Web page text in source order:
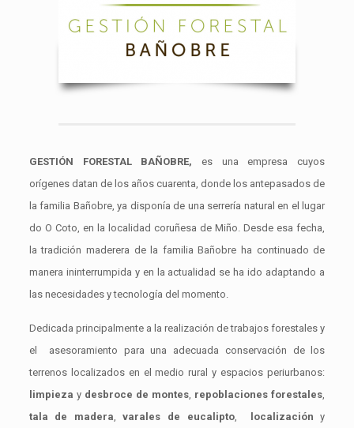
GESTIÓN FORESTAL BAÑOBRE, es una empresa cuyos
orígenes datan de los años cuarenta, donde los antepasados de
la familia Bañobre, ya disponía de una serrería natural en el lugar
do O Coto, en la localidad coruñesa de Miño. Desde esa fecha,
la tradición maderera de la familia Bañobre ha continuado de
manera ininterrumpida y en la actualidad se ha ido adaptando a
las necesidades y tecnología del momento.
Dedicada principalmente a la realización de trabajos forestales y
el asesoramiento para una adecuada conservación de los
terrenos localizados en el medio rural y espacios periurbanos:
limpieza y desbroce de montes, repoblaciones forestales,
tala de madera,varales de eucalipto, localización y